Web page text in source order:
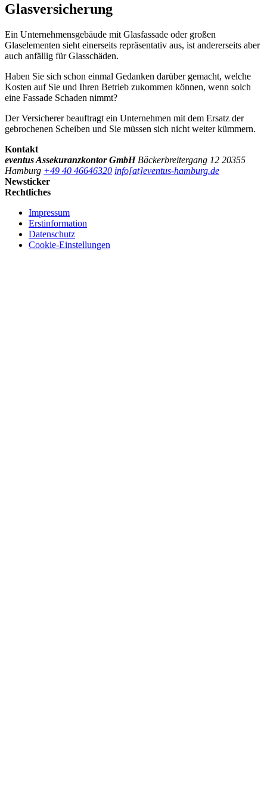
Glasversicherung
Ein Unternehmensgebäude mit Glasfassade oder großen
Glaselementen sieht einerseits repräsentativ aus, ist andererseits aber
auch anfällig für Glasschäden.
Haben Sie sich schon einmal Gedanken darüber gemacht, welche
Kosten auf Sie und Ihren Betrieb zukommen können, wenn solch
eine Fassade Schaden nimmt?
Der Versicherer beauftragt ein Unternehmen mit dem Ersatz der
gebrochenen Scheiben und Sie müssen sich nicht weiter kümmern.
Kontakt
eventus Assekuranzkontor GmbH Bäckerbreitergang 12 20355
Hamburg +49 40 46646320 info[at]eventus-hamburg.de
Newsticker
Rechtliches
Impressum
Erstinformation
Datenschutz
Cookie-Einstellungen